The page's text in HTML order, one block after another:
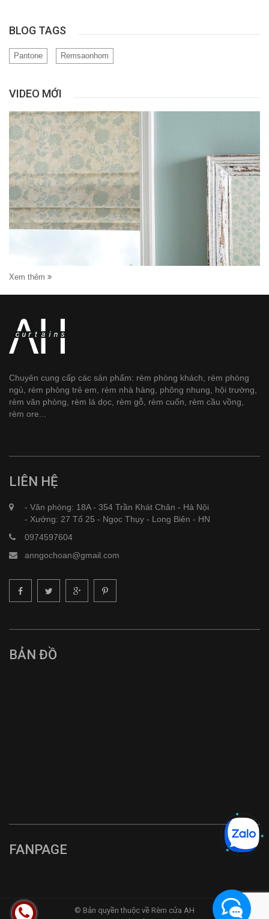
BLOG TAGS
Pantone Remsaonhom
VIDEO MỚI
Xem thêm
Chuyên cung cấp các sản phẩm: rèm phòng khách, rèm phòng
ngủ, rèm phòng trẻ em, rèm nhà hàng, phông nhung, hội trường,
rèm văn phòng, rèm lá dọc, rèm gỗ, rèm cuốn, rèm cầu vồng,
rèm ore...
LIÊN HỆ
- Văn phòng: 18A - 354 Trần Khát Chân - Hà Nội
- Xưởng: 27 Tổ 25 - Ngọc Thụy - Long Biên - HN
0974597604
anngochoan@gmail.com
BẢN ĐỒ
FANPAGE
© Bản quyền thuộc về Rèm cửa AH